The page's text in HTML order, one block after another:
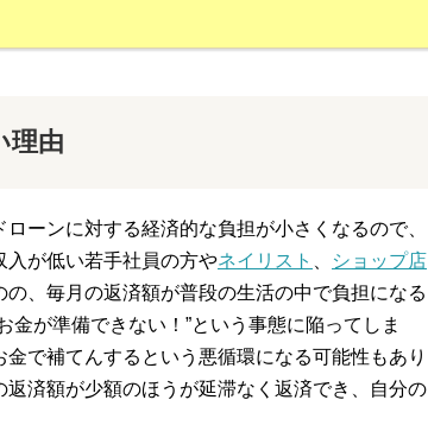
理由
ーンに対する経済的な負担が小さくなるので、
入が低い若手社員の方やネイリスト
ショップ店
、毎月の返済額が普段の生活の中で負担になる
金が準備できない！”という事態に陥ってしま
で補てんするという悪循環になる可能性もあり
済額が少額のほうが延滞なく返済でき、自分の